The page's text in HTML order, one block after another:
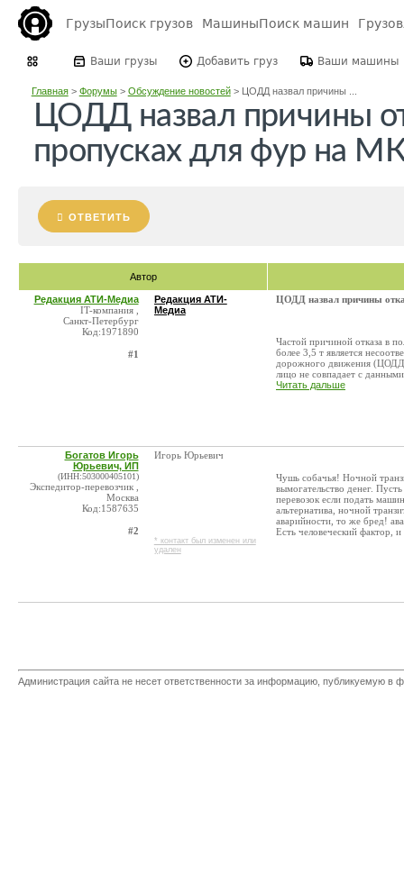
ГрузыПоиск грузов МашиныПоиск машин
Ваши грузы Добавить груз Ваши машины
Главная> Форумы> Обсуждение новостей> ЦОДД назвал причины ...
ЦОДД назвал причины
пропусках для фур на
ОТВЕТИТЬ
Автор
Редакция АТИ-Медиа
IT-компания ,
Санкт-Петербург
Код:1971890
#1
Редакция АТИ-
Медиа
ЦОДД назвал причины
Частой причиной отказа в
более 3,5 т является
дорожного движения
лицо не совпадает с
Читать дальше
Богатов Игорь
Юрьевич, ИП
(ИНН:503000405101)
Экспедитор-перевозчик ,
Москва
Код:1587635
#2
Игорь Юрьевич
* контакт был изменен или
удален
Чушь собачья! Ночной
вымогательство денег.
перевозок если подать
альтернатива, ночной
аварийности, то же бред!
Есть человеческий фактор,
Администрация сайта не несет ответственности за информацию, публикуемую